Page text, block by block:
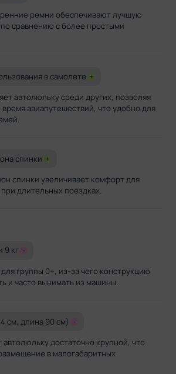
ремни обеспечивают лучшую
сравнению с более простыми
в самолете +
автолюльку среди других, позволяя
время авиапутешествий, что удобно для
спинки +
спинки увеличивает комфорт для
длительных поездках.
9 кг -
группы 0+, из-за чего конструкцию
и часто вынимать из машины.
см, длина 90 см) -
достаточно крупной, что
в малогабаритных